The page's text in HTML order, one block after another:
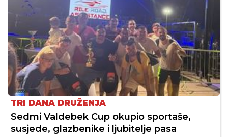
TRI DANA DRUŽENJA
Sedmi Valdebek Cup okupio sportaše,
susjede, glazbenike i ljubitelje pasa